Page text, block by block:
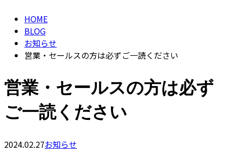
HOME
BLOG
お知らせ
営業・セールスの方は必ずご一読ください
営業・セールスの方は必ず
ご一読ください
2024.02.27お知らせ